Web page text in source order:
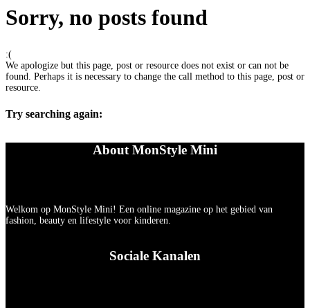
Sorry, no posts found
:(
We apologize but this page, post or resource does not exist or can not be
found. Perhaps it is necessary to change the call method to this page, post or
resource.
Try searching again:
About MonStyle Mini
Welkom op MonStyle Mini! Een online magazine op het gebied van
fashion, beauty en lifestyle voor kinderen.
Sociale Kanalen